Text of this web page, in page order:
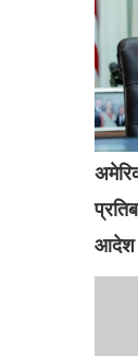
आदेश